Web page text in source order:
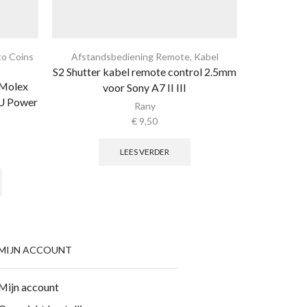
Coins
Power
Afstandsbediening Remote, Kabel
S2 Shutter kabel remote control 2.5mm
voor Sony A7 II III
Rany
€ 9,50
LEES VERDER
ACCOUNT
account